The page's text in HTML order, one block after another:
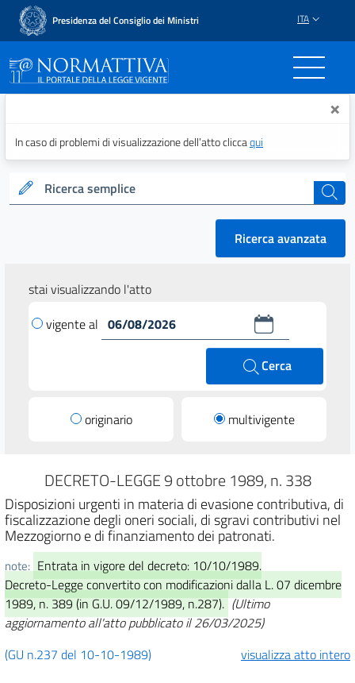
Presidenza del Consiglio dei Ministri ITA
Normattiva - Il portale ×
In caso di problemi di visualizzazione dell’atto cliccaqui
Ricerca semplice cerca
Ricerca avanzata
stai visualizzando l'atto
vigente al
Cerca
originario multivigente
DECRETO-LEGGE 9 ottobre 1989, n. 338
Disposizioni urgenti in materia di evasione contributiva, di
fiscalizzazione degli oneri sociali, di sgravi contributivi nel
Mezzogiorno e di finanziamento dei patronati.
note: Entrata in vigore del decreto: 10/10/1989.
Decreto-Legge convertito con modificazioni dalla L. 07 dicembre
1989, n. 389 (in G.U. 09/12/1989, n.287). (Ultimo
aggiornamento all'atto pubblicato il 26/03/2025)
(GU n.237 del 10-10-1989)
visualizza atto intero